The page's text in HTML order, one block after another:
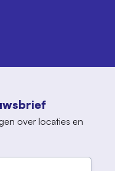
over locaties en